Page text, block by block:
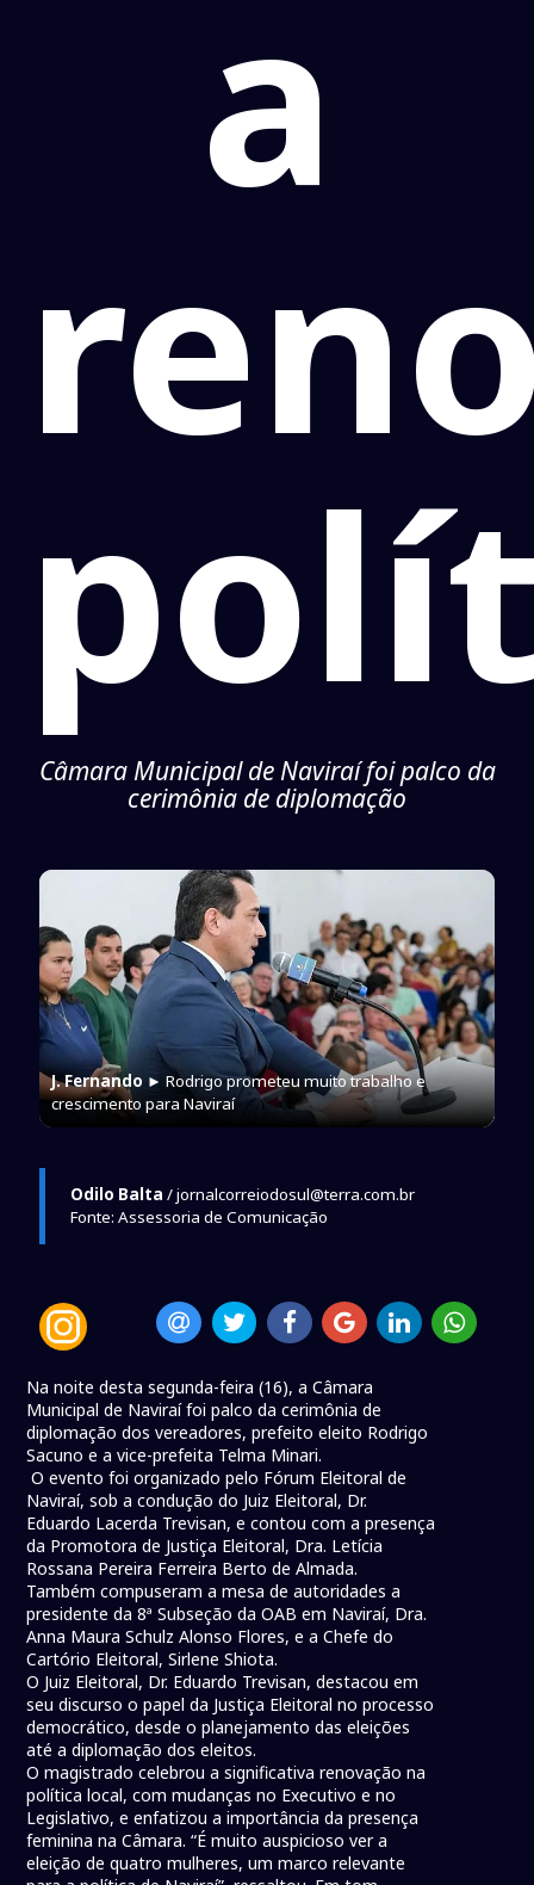
a
Câmara Municipal de Naviraí foi palco da
cerimônia de diplomação
J. Fernando ► Rodrigo prometeu muito trabalho e
crescimento para Naviraí
Odilo Balta / jornalcorreiodosul@terra.com.br
Fonte: Assessoria de Comunicação
Na noite desta segunda-feira (16), a Câmara
Municipal de Naviraí foi palco da cerimônia de
diplomação dos vereadores, prefeito eleito Rodrigo
Sacuno e a vice-prefeita Telma Minari.
O evento foi organizado pelo Fórum Eleitoral de
Naviraí, sob a condução do Juiz Eleitoral, Dr.
Eduardo Lacerda Trevisan, e contou com a presença
da Promotora de Justiça Eleitoral, Dra. Letícia
Rossana Pereira Ferreira Berto de Almada.
Também compuseram a mesa de autoridades a
presidente da 8ª Subseção da OAB em Naviraí, Dra.
Anna Maura Schulz Alonso Flores, e a Chefe do
Cartório Eleitoral, Sirlene Shiota.
O Juiz Eleitoral, Dr. Eduardo Trevisan, destacou em
seu discurso o papel da Justiça Eleitoral no processo
democrático, desde o planejamento das eleições
até a diplomação dos eleitos.
O magistrado celebrou a significativa renovação na
política local, com mudanças no Executivo e no
Legislativo, e enfatizou a importância da presença
feminina na Câmara. “É muito auspicioso ver a
eleição de quatro mulheres, um marco relevante